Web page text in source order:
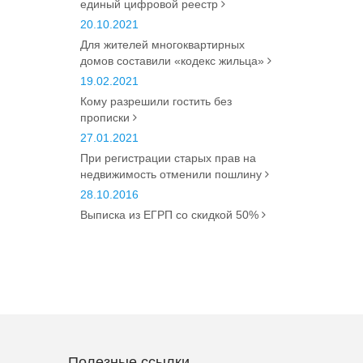
единый цифровой реестр
20.10.2021
Для жителей многоквартирных
домов составили «кодекс жильца»
19.02.2021
Кому разрешили гостить без
прописки
27.01.2021
При регистрации старых прав на
недвижимость отменили пошлину
28.10.2016
Выписка из ЕГРП со скидкой 50%